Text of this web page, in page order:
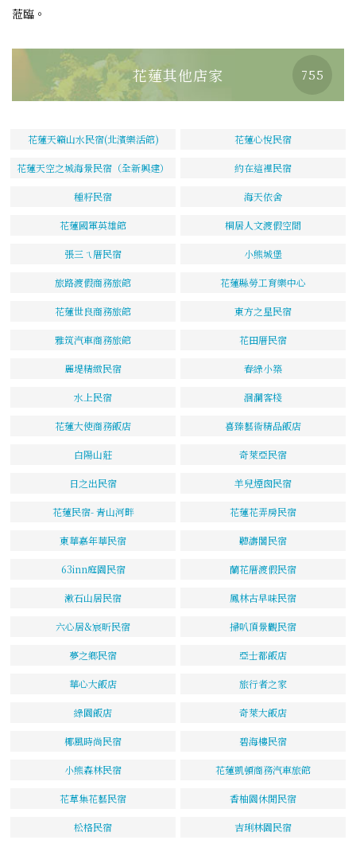
蒞臨。
花蓮其他店家 755
花蓮天籟山水民宿(北濱樂活館) 花蓮心悅民宿
花蓮天空之城海景民宿（全新興建） 約在這裡民宿
種籽民宿 海天依舍
花蓮國軍英雄館 桐居人文渡假空間
張三ㄟ厝民宿 小熊城堡
旅路渡假商務旅館 花蓮縣勞工育樂中心
花蓮世良商務旅館 東方之星民宿
雅筑汽車商務旅館 花田厝民宿
麗堤精緻民宿 春綠小築
水上民宿 洄瀾客棧
花蓮大使商務飯店 喜臻藝術精品飯店
白陽山莊 奇萊亞民宿
日之出民宿 羊兒煙囪民宿
花蓮民宿- 青山河畔 花蓮花弄房民宿
東華嘉年華民宿 聽濤閣民宿
63inn庭園民宿 蘭花厝渡假民宿
漱石山居民宿 鳳林古早味民宿
六心居&宸昕民宿 掃叭頂景觀民宿
夢之鄉民宿 亞士都飯店
華心大飯店 旅行者之家
綠園飯店 奇萊大飯店
椰風時尚民宿 碧海樓民宿
小熊森林民宿 花蓮凱頓商務汽車旅館
花草集花藝民宿 香柚園休閒民宿
松格民宿 吉琍林園民宿